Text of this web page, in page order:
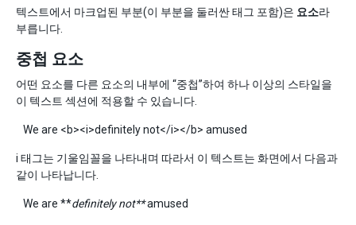
텍스트에서 마크업된 부분(이 부분을 둘러싼 태그 포함)은 요소라
부릅니다.
중첩 요소
어떤 요소를 다른 요소의 내부에 “중첩”하여 하나 이상의 스타일을
이 텍스트 섹션에 적용할 수 있습니다.
We are <b><i>definitely not</i></b> amused
i 태그는 기울임꼴을 나타내며 따라서 이 텍스트는 화면에서 다음과
같이 나타납니다.
We are **definitely not**amused